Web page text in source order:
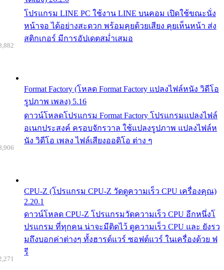
โปรแกรม LINE PC ใช้งาน LINE บนคอม เปิดใช้ขณะนั่ง
หน้าจอ ได้อย่างสะดวก พร้อมคุยด้วยเสียง คุยเห็นหน้า ส่ง
สติกเกอร์ มีการอัปเดตสม่ำเสมอ
Format Factory (โหลด Format Factory แปลงไฟล์หนัง วิดีโอ
รูปภาพ เพลง) 5.16
ดาวน์โหลดโปรแกรม Format Factory โปรแกรมแปลงไฟล์
อเนกประสงค์ ครอบจักรวาล ใช้แปลงรูปภาพ แปลงไฟล์ห
นัง วิดีโอ เพลง ไฟล์เสียงออดิโอ ต่าง ๆ
CPU-Z (โปรแกรม CPU-Z วัดดูความเร็ว CPU เครื่องคุณ)
2.20.1
ดาวน์โหลด CPU-Z โปรแกรมวัดความเร็ว CPU อีกหนึ่งโ
ปรแกรม ที่ทุกคน น่าจะมีติดไว้ ดูความเร็ว CPU และ ยังรว
มถึงบอกค่าต่างๆ ทั้งฮารด์แวร์ ซอฟต์แวร์ ในเครื่องด้วย ฟ
รี